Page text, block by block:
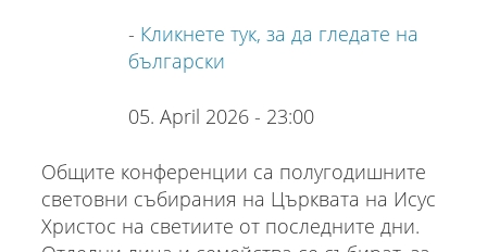
- Кликнете тук, за да гледате на
български
05. April 2026 - 23:00
Общите конференции са полугодишните
световни събирания на Църквата на Исус
Христос на светиите от последните дни.